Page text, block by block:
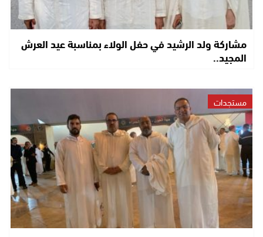
مشاركة ولد الرشيد في حفل الولاء بمناسبة عيد العرش
المجيد..
مستجدات